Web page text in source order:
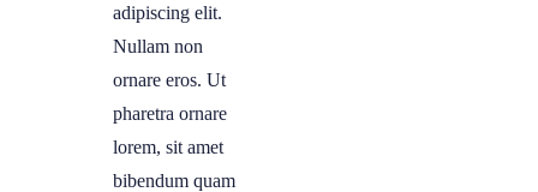
adipiscing elit.
Nullam non
ornare eros. Ut
pharetra ornare
lorem, sit amet
bibendum quam